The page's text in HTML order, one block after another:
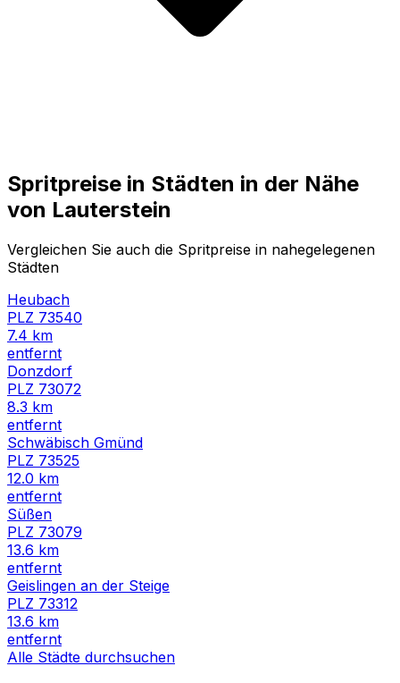
Spritpreise in Städten in der Nähe
von Lauterstein
Vergleichen Sie auch die Spritpreise in nahegelegenen
Städten
Heubach
PLZ 73540
7.4 km
entfernt
Donzdorf
PLZ 73072
8.3 km
entfernt
Schwäbisch Gmünd
PLZ 73525
12.0 km
entfernt
Süßen
PLZ 73079
13.6 km
entfernt
Geislingen an der Steige
PLZ 73312
13.6 km
entfernt
Alle Städte durchsuchen